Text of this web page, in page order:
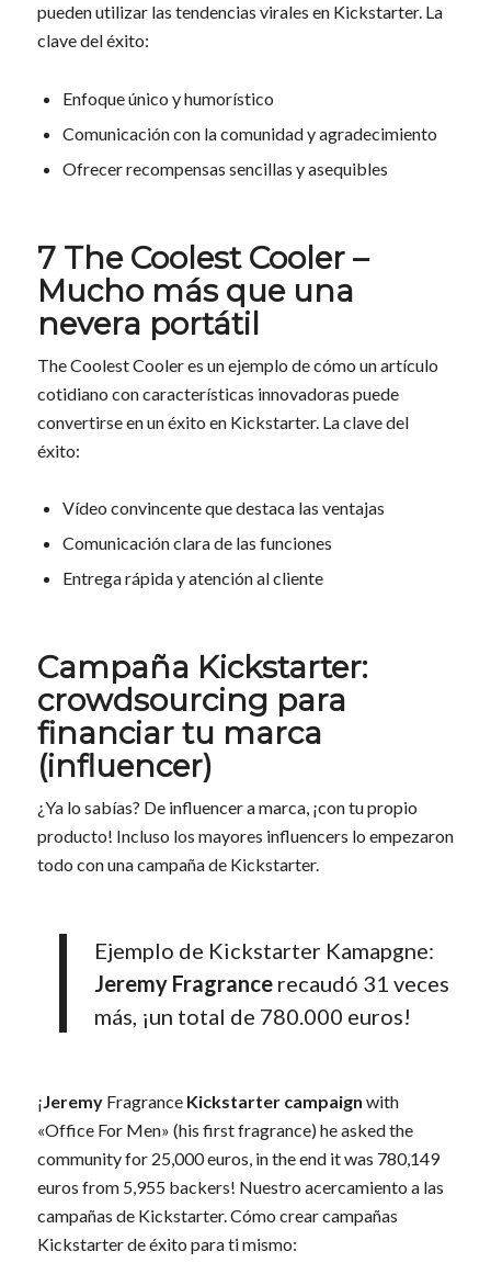
pueden utilizar las tendencias virales en Kickstarter. La
clave del éxito:
Enfoque único y humorístico
Comunicación con la comunidad y agradecimiento
Ofrecer recompensas sencillas y asequibles
7 The Coolest Cooler –
Mucho más que una
nevera portátil
The Coolest Cooler es un ejemplo de cómo un artículo
cotidiano con características innovadoras puede
convertirse en un éxito en Kickstarter. La clave del
éxito:
Vídeo convincente que destaca las ventajas
Comunicación clara de las funciones
Entrega rápida y atención al cliente
Campaña Kickstarter:
crowdsourcing para
financiar tu marca
(influencer)
¿Ya lo sabías? De influencer a marca, ¡con tu propio
producto! Incluso los mayores influencers lo empezaron
todo con una campaña de Kickstarter.
Ejemplo de Kickstarter Kamapgne:
Jeremy Fragrancerecaudó 31 veces
más, ¡un total de 780.000 euros!
¡JeremyFragrance Kickstarter campaign with
«Office For Men» (his first fragrance) he asked the
community for 25,000 euros, in the end it was 780,149
euros from 5,955 backers! Nuestro acercamiento a las
campañas de Kickstarter. Cómo crear campañas
Kickstarter de éxito para ti mismo: